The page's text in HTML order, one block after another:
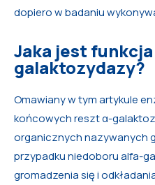
dopiero w badaniu
Jaka jest
galaktozydazy?
Omawiany w tym artykule
końcowych reszt α-
organicznych nazywanych
przypadku niedoboru alfa-
gromadzenia się i